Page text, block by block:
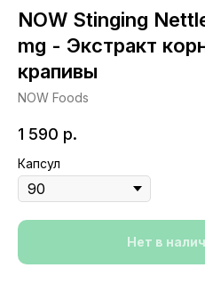
NOW Stinging
mg - Экстракт
крапивы
NOW Foods
1 590 р.
Капсул
Нет в